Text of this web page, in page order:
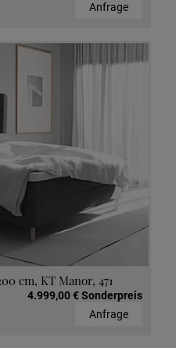
Anfrage
cm, KT Manor, 471
4.999,00 € Sonderpreis
Anfrage